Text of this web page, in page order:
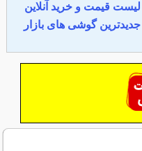
لیست قیمت و خرید آنلاین
جدیدترین گوشی های بازار